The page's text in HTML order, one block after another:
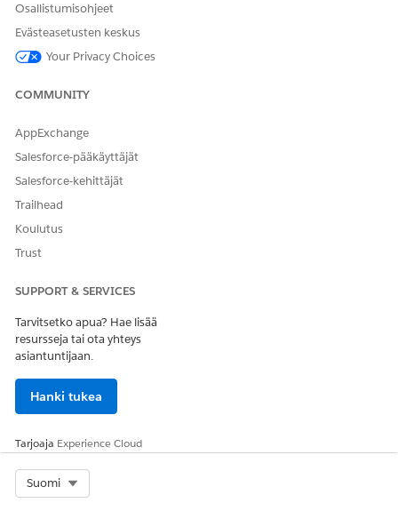
Cloudille
Määritä käyttöönotettu paketti, jotta bottisi toimivat.
Einstein poistamisessa Financial Services Cloudille
Ennen kuin poistat Einstein Financial Services Cloud -
käyttöoikeusjoukot. Lisäksi sinun täytyy kumota
kokoonpano, joka määrittää aloitussivulla olevan chat-
painikkeen nimen.
Anna palautetta, jotta voimme kehittyä!
Osallistumisohjeet
Evästeasetusten keskus
Your Privacy Choices
COMMUNITY
AppExchange
Salesforce-pääkäyttäjät
Salesforce-kehittäjät
Trailhead
Koulutus
Trust
SUPPORT & SERVICES
Tarvitsetko apua? Hae lisää
resursseja tai ota yhteys
asiantuntijaan.
Hanki tukea
Tarjoaja Experience Cloud
Suomi